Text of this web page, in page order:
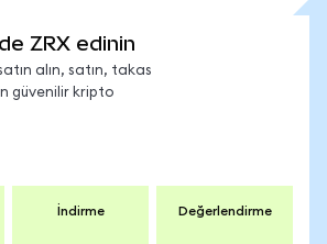
ZRX edinin
alın, satın, takas
güvenilir kripto
İndirme Değerlendirme